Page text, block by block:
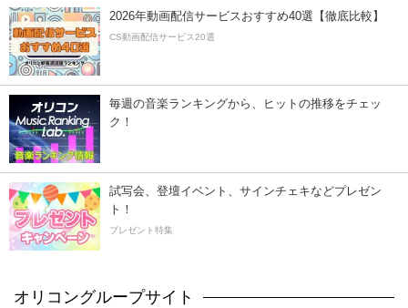
2026年動画配信サービスおすすめ40選【徹底比較】
CS動画配信サービス20選
毎週の音楽ランキングから、ヒットの推移をチェッ
ク！
試写会、登壇イベント、サインチェキなどプレゼン
ト！
プレゼント特集
オリコングループサイト